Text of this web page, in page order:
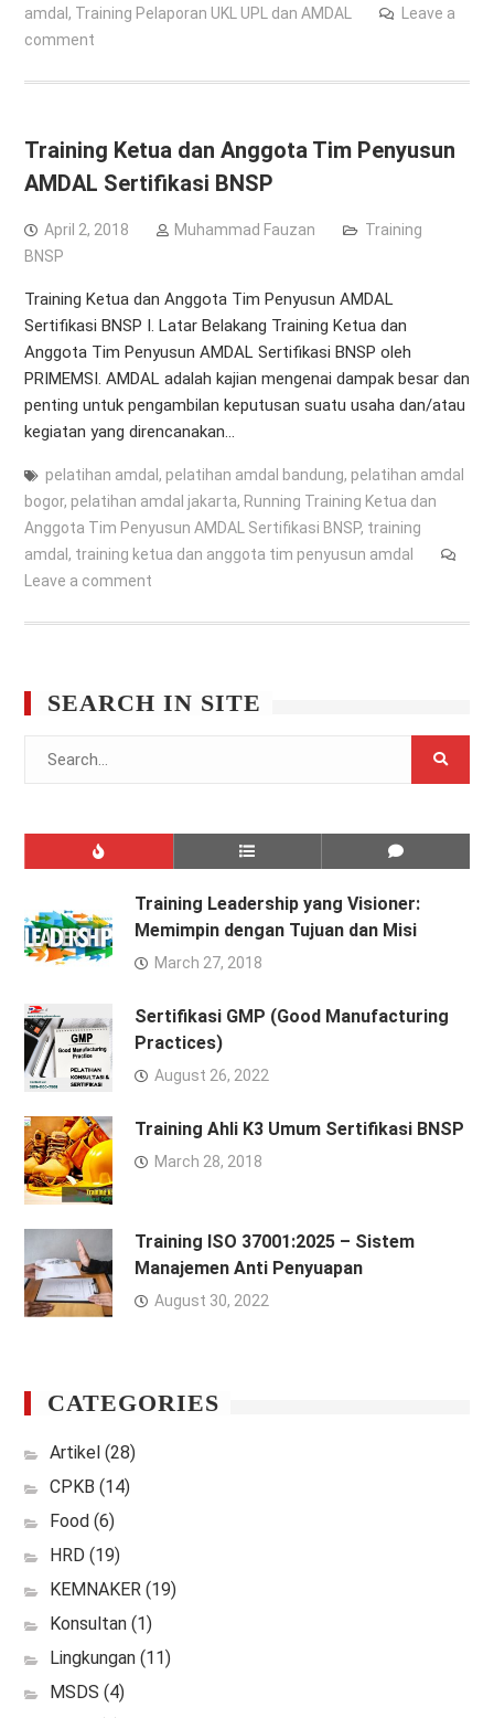
amdal, Training Pelaporan UKL UPL dan AMDAL
Leave a
comment
Training Ketua dan Anggota Tim Penyusun
AMDAL Sertifikasi BNSP
April 2, 2018 Muhammad Fauzan
Training
BNSP
Training Ketua dan Anggota Tim Penyusun AMDAL
Sertifikasi BNSP I. Latar Belakang Training Ketua dan
Anggota Tim Penyusun AMDAL Sertifikasi BNSP oleh
PRIMEMSI. AMDAL adalah kajian mengenai dampak besar dan
penting untuk pengambilan keputusan suatu usaha dan/atau
kegiatan yang direncanakan…
pelatihan amdal, pelatihan amdal bandung, pelatihan amdal
bogor, pelatihan amdal jakarta, Running Training Ketua dan
Anggota Tim Penyusun AMDAL Sertifikasi BNSP, training
amdal, training ketua dan anggota tim penyusun amdal
Leave a comment
SEARCH IN SITE
Training Leadership yang Visioner:
Memimpin dengan Tujuan dan Misi
March 27, 2018
Sertifikasi GMP (Good Manufacturing
Practices)
August 26, 2022
Training Ahli K3 Umum Sertifikasi BNSP
March 28, 2018
Training ISO 37001:2025 – Sistem
Manajemen Anti Penyuapan
August 30, 2022
CATEGORIES
Artikel(28)
CPKB (14)
Food(6)
HRD (19)
KEMNAKER (19)
Konsultan(1)
Lingkungan(11)
MSDS (4)